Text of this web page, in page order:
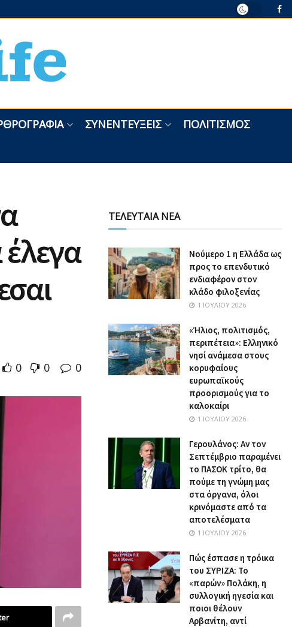
ΣΥΝΕΝΤΕΎΞΕΙΣ
ΠΟΛΙΤΙΣΜΌΣ
0 0 0
ΤΕΛΕΥΤΑΙΑ ΝΕΑ
Nούμερο 1 η Ελλάδα ως
προς το επενδυτικό
ενδιαφέρον στον
κλάδο φιλοξενίας
1 ΙΟΥΛΊΟΥ 2026
«Ήλιος, πολιτισμός,
περιπέτεια»: Ελληνικό
νησί ανάμεσα στους
κορυφαίους
ευρωπαϊκούς
προορισμούς για το
καλοκαίρι
1 ΙΟΥΛΊΟΥ 2026
Γερουλάνος: Αν τον
Σεπτέμβριο παραμένει
το ΠΑΣΟΚ τρίτο, θα
πούμε τη γνώμη μας
στα όργανα, όλοι
κρινόμαστε από τα
αποτελέσματα
1 ΙΟΥΛΊΟΥ 2026
Πώς έσπασε η τρόικα
του ΣΥΡΙΖΑ: Το
«παρών» Πολάκη, η
συλλογική ηγεσία και
ποιοι θέλουν
Αρβανίτη, αντί